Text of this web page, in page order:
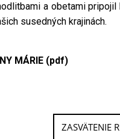
a obetami
susedných krajinách.
MÁRIE(pdf)
ZASVÄTENIE